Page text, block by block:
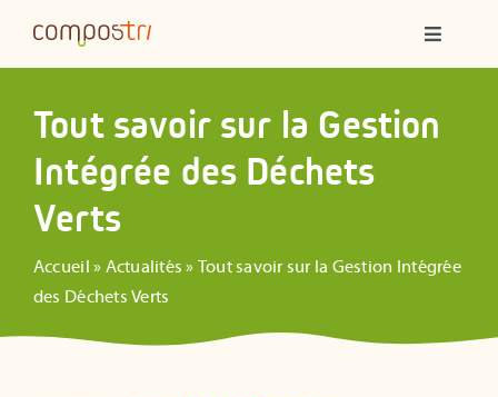
à
Compostage partagé
Tout savoir sur la Gestion
Intégrée des Déchets
Verts
Accueil » Actualités » Tout savoir sur la Gestion Intégrée
des Déchets Verts